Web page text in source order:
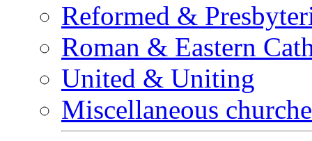
Reformed &
Roman & Eastern
United & Uniting
Miscellaneous